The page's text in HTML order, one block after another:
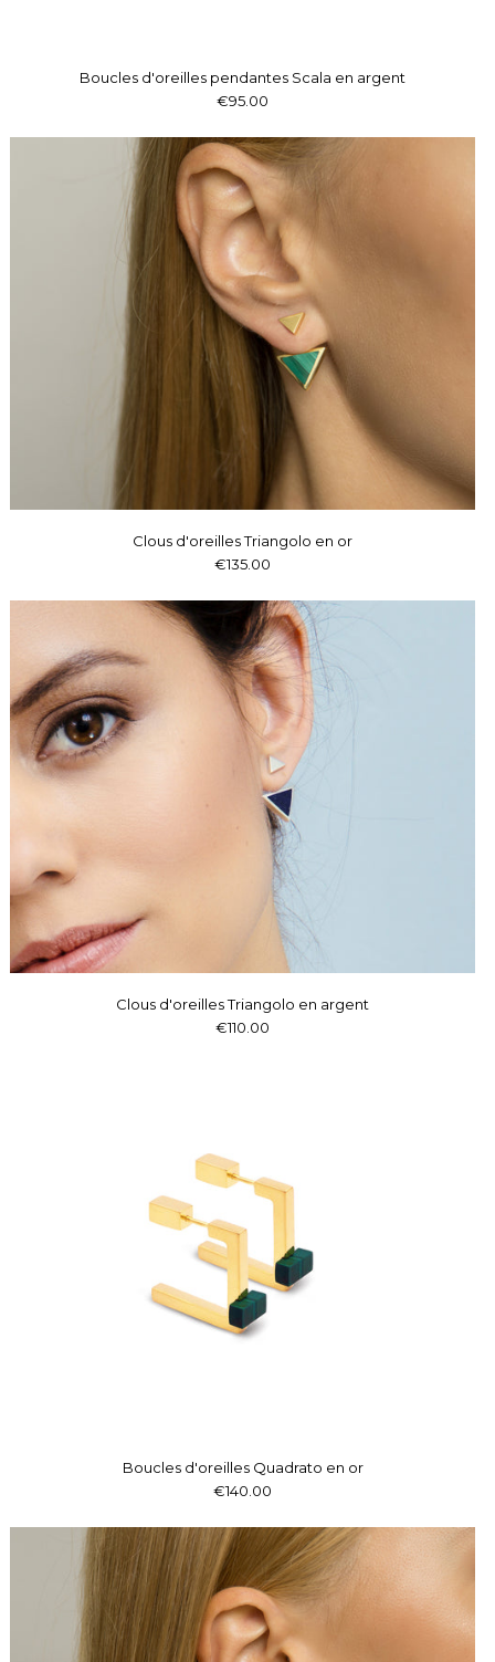
Boucles d'oreilles pendantes Scala en argent
€95.00
Clous d'oreilles Triangolo en or
€135.00
Clous d'oreilles Triangolo en argent
€110.00
Boucles d'oreilles Quadrato en or
€140.00